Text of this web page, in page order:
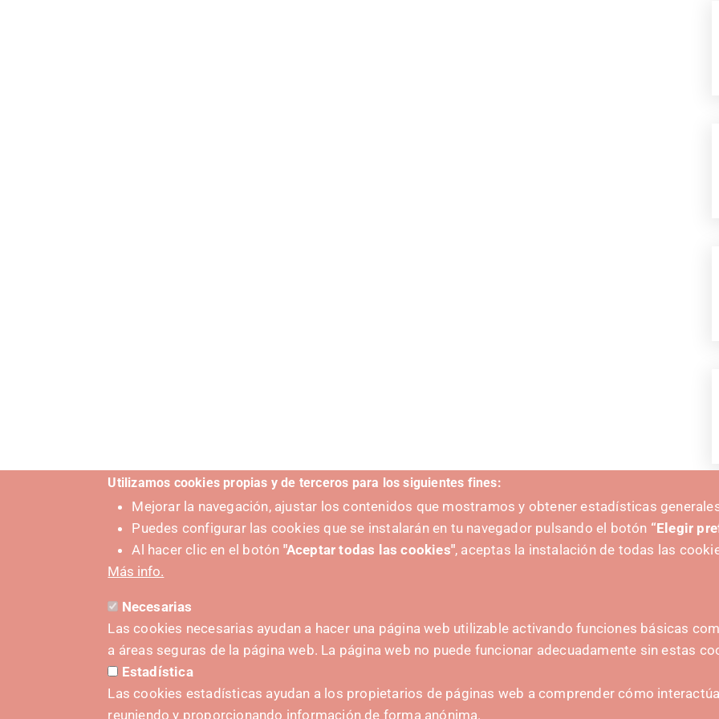
hola@irisnavarra.com
Utilizamos cookies propias y de terceros para los siguientes fines:
Mejorar la navegación, ajustar los contenidos que mostramos y obtener estadísticas
Puedes configurar las cookies que se instalarán en tu navegador pulsando el botón “Elegir
Al hacer clic en el botón "Aceptar todas las cookies", aceptas la instalación de todas las
Más info.
Necesarias
Las cookies necesarias ayudan a hacer una página web utilizable activando funciones básicas
a áreas seguras de la página web. La página web no puede funcionar adecuadamente sin estas
Estadística
Las cookies estadísticas ayudan a los propietarios de páginas web a comprender cómo
reuniendo y proporcionando información de forma anónima.